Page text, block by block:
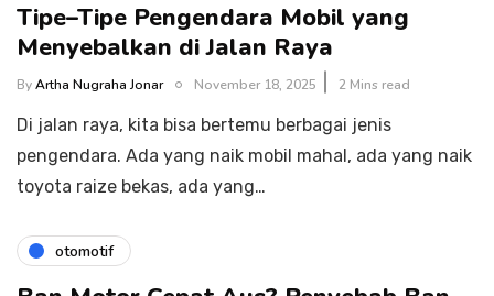
Tipe–Tipe Pengendara Mobil yang
Menyebalkan di Jalan Raya
ByArtha Nugraha Jonar November 18, 2025 2 Mins read
Di jalan raya, kita bisa bertemu berbagai jenis
pengendara. Ada yang naik mobil mahal, ada yang naik
toyota raize bekas, ada yang…
otomotif